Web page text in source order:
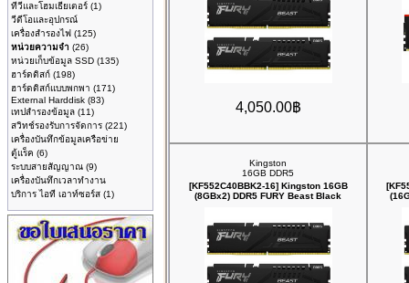
ทีวีและโฮมเธียเตอร์ (1)
วีดีโอและอุปกรณ์
เครื่องสำรองไฟ (125)
หน่วยความจำ (26)
หน่วยเก็บข้อมูล SSD (135)
ฮาร์ดดิสก์ (198)
ฮาร์ดดิสก์แบบพกพา (171)
External Harddisk (83)
เทปสำรองข้อมูล (11)
สวิทช์รองรับการจัดการ (221)
เครื่องบันทึกข้อมูลเครือข่าย
ตู้แร็ค (6)
ระบบสายสัญญาณ (9)
เครื่องบันทึกเวลาทำงาน
บริการ ไอที เอาท์ซอร์ส (1)
4,050.00฿
Kingston
16GB DDR5
[KF552C40BBK2-16] Kingston 16GB
(8GBx2) DDR5 FURY Beast Black